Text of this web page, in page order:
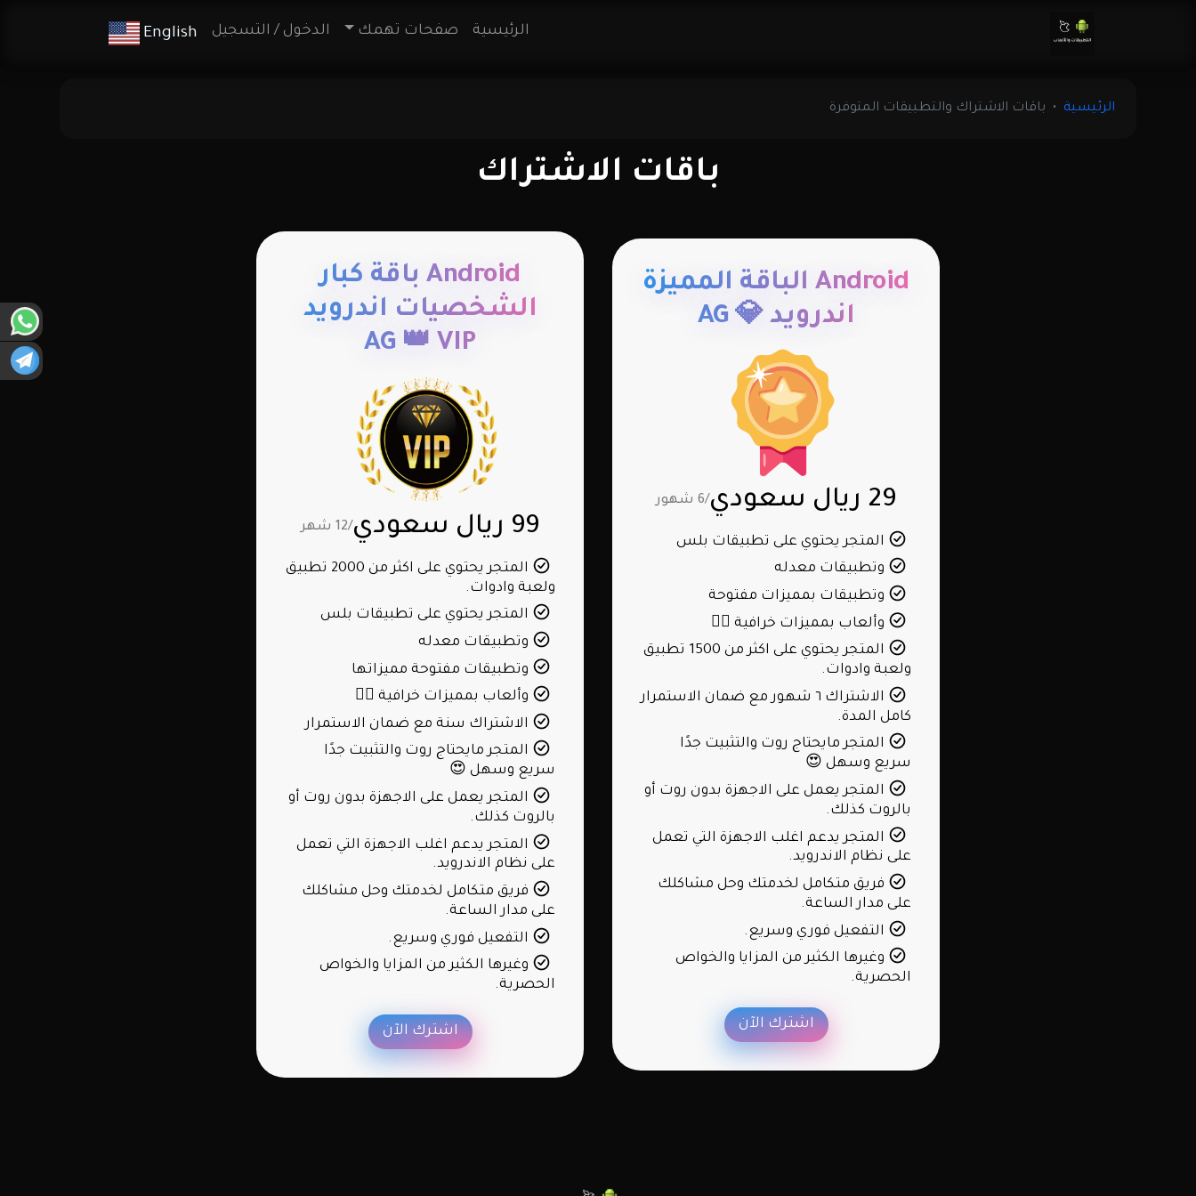
الرئيسية صفحات تهمك الدخول / التسجيل English
الرئيسية باقات الاشتراك والتطبيقات المتوفرة
باقات الاشتراك
Android الباقة المميزة
اندرويد 💎 AG
29 ريال سعودي /6 شهور
المتجر يحتوي على تطبيقات بلس
وتطبيقات معدله
وتطبيقات بمميزات مفتوحة
وألعاب بمميزات خرافية 👍🏻
المتجر يحتوي على اكثر من 1500 تطبيق
ولعبة وادوات.
الاشتراك ٦ شهور مع ضمان الاستمرار
كامل المدة.
المتجر مايحتاج روت والتثبيت جدًا
سريع وسهل 😍
المتجر يعمل على الاجهزة بدون روت أو
بالروت كذلك.
المتجر يدعم اغلب الاجهزة التي تعمل
على نظام الاندرويد.
فريق متكامل لخدمتك وحل مشاكلك
على مدار الساعة.
التفعيل فوري وسريع.
وغيرها الكثير من المزايا والخواص
الحصرية.
اشترك الآن
Android باقة كبار
الشخصيات اندرويد
AG 👑 VIP
99 ريال سعودي /12 شهر
المتجر يحتوي على اكثر من 2000 تطبيق
ولعبة وادوات.
المتجر يحتوي على تطبيقات بلس
وتطبيقات معدله
وتطبيقات مفتوحة مميزاتها
وألعاب بمميزات خرافية 👍🏻
الاشتراك سنة مع ضمان الاستمرار
المتجر مايحتاج روت والتثبيت جدًا
سريع وسهل 😍
المتجر يعمل على الاجهزة بدون روت أو
بالروت كذلك.
المتجر يدعم اغلب الاجهزة التي تعمل
على نظام الاندرويد.
فريق متكامل لخدمتك وحل مشاكلك
على مدار الساعة.
التفعيل فوري وسريع.
وغيرها الكثير من المزايا والخواص
الحصرية.
اشترك الآن